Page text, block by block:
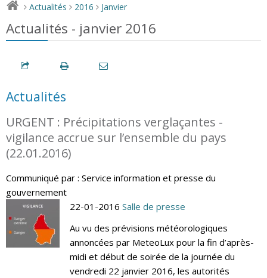
> Actualités > 2016 > Janvier
Actualités - janvier 2016
Actualités
URGENT : Précipitations verglaçantes -
vigilance accrue sur l’ensemble du pays
(22.01.2016)
Communiqué par : Service information et presse du
gouvernement
22-01-2016 Salle de presse
Au vu des prévisions météorologiques
annoncées par MeteoLux pour la fin d’après-
midi et début de soirée de la journée du
vendredi 22 janvier 2016, les autorités